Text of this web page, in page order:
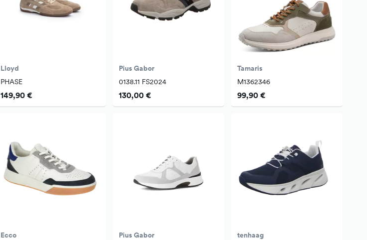
Lloyd
PHASE
149,90 €
Pius Gabor
0138.11 FS2024
130,00 €
Tamaris
M1362346
99,90 €
Ecco
Pius Gabor
tenhaag